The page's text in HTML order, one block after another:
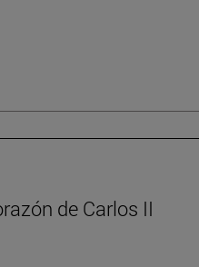
de Carlos II